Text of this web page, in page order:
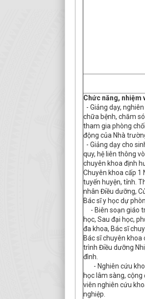
Chức năng, nhiệm
- Giảng dạy,
chữa bệnh, chăm
tham gia phòng
động của Nhà
- Giảng dạy cho
quy, hệ liên thông
chuyên khoa định
Chuyên khoa cấp 1
tuyến huyện, tỉnh.
nhân Điều dưỡng,
Bác sĩ y học dự
- Biên soạn giáo
học, Sau đại học,
đa khoa, Bác sĩ
Bác sĩ chuyên khoa
trình Điều dưỡng
đình.
- Nghiên cứu
học lâm sàng,
viên nghiên cứu
nghiệp.